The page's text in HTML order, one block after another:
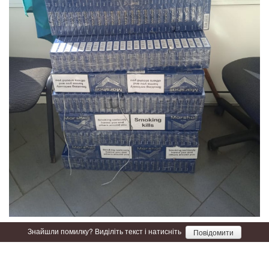
Знайшли помилку? Виділіть текст і натисніть Повідомити